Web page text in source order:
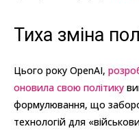
Тиха зміна
Цього року OpenAI,
оновила свою політику
формулювання, що
технологій для